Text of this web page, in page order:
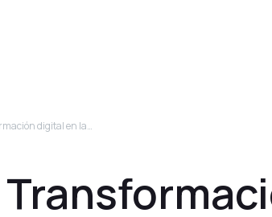
Transformación digital en las empresas: ¿qué, por qué y cómo?